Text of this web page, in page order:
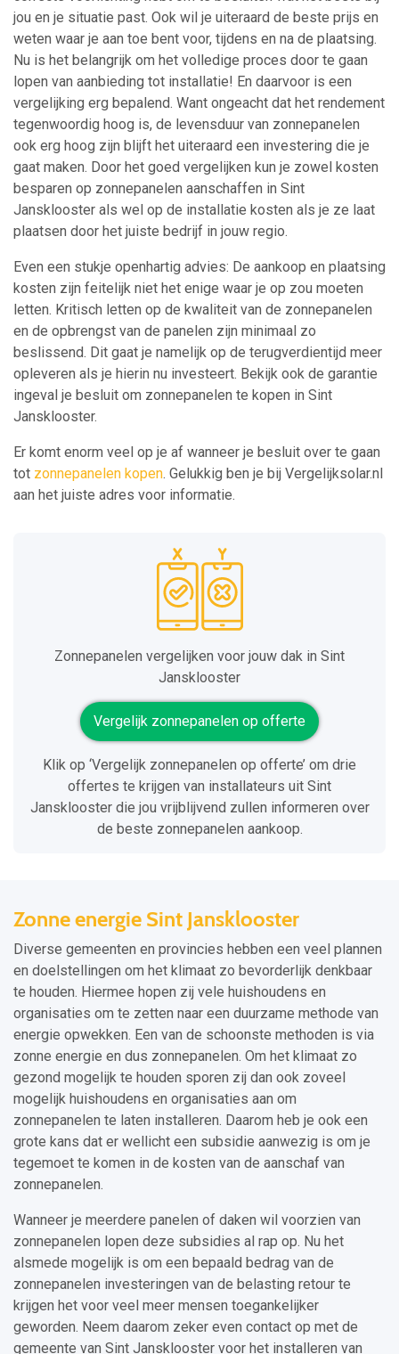
jou en je situatie past. Ook wil je uiteraard de beste prijs en
weten waar je aan toe bent voor, tijdens en na de plaatsing.
Nu is het belangrijk om het volledige proces door te gaan
lopen van aanbieding tot installatie! En daarvoor is een
vergelijking erg bepalend. Want ongeacht dat het rendement
tegenwoordig hoog is, de levensduur van zonnepanelen
ook erg hoog zijn blijft het uiteraard een investering die je
gaat maken. Door het goed vergelijken kun je zowel kosten
besparen op zonnepanelen aanschaffen in Sint
Jansklooster als wel op de installatie kosten als je ze laat
plaatsen door het juiste bedrijf in jouw regio.
Even een stukje openhartig advies: De aankoop en plaatsing
kosten zijn feitelijk niet het enige waar je op zou moeten
letten. Kritisch letten op de kwaliteit van de zonnepanelen
en de opbrengst van de panelen zijn minimaal zo
beslissend. Dit gaat je namelijk op de terugverdientijd meer
opleveren als je hierin nu investeert. Bekijk ook de garantie
ingeval je besluit om zonnepanelen te kopen in Sint
Jansklooster.
Er komt enorm veel op je af wanneer je besluit over te gaan
tot zonnepanelen kopen. Gelukkig ben je bij Vergelijksolar.nl
aan het juiste adres voor informatie.
Zonnepanelen vergelijken voor jouw dak in Sint
Jansklooster
Vergelijk zonnepanelen op offerte
Klik op ‘Vergelijk zonnepanelen op offerte’ om drie
offertes te krijgen van installateurs uit Sint
Jansklooster die jou vrijblijvend zullen informeren over
de beste zonnepanelen aankoop.
Zonne energie Sint Jansklooster
Diverse gemeenten en provincies hebben een veel plannen
en doelstellingen om het klimaat zo bevorderlijk denkbaar
te houden. Hiermee hopen zij vele huishoudens en
organisaties om te zetten naar een duurzame methode van
energie opwekken. Een van de schoonste methoden is via
zonne energie en dus zonnepanelen. Om het klimaat zo
gezond mogelijk te houden sporen zij dan ook zoveel
mogelijk huishoudens en organisaties aan om
zonnepanelen te laten installeren. Daarom heb je ook een
grote kans dat er wellicht een subsidie aanwezig is om je
tegemoet te komen in de kosten van de aanschaf van
zonnepanelen.
Wanneer je meerdere panelen of daken wil voorzien van
zonnepanelen lopen deze subsidies al rap op. Nu het
alsmede mogelijk is om een bepaald bedrag van de
zonnepanelen investeringen van de belasting retour te
krijgen het voor veel meer mensen toegankelijker
geworden. Neem daarom zeker even contact op met de
gemeente van Sint Jansklooster voor het installeren van